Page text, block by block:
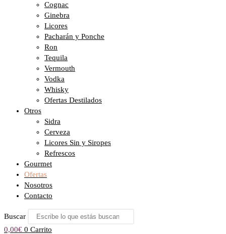
Cognac
Ginebra
Licores
Pacharán y Ponche
Ron
Tequila
Vermouth
Vodka
Whisky
Ofertas Destilados
Otros
Sidra
Cerveza
Licores Sin y Siropes
Refrescos
Gourmet
Ofertas
Nosotros
Contacto
Buscar
0,00€ 0 Carrito